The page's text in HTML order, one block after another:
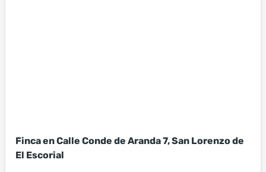
Finca en Calle Conde de Aranda 7, San Lorenzo de
El Escorial